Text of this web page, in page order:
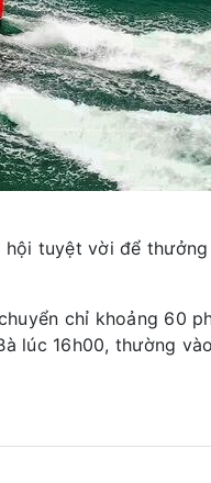
tuyệt vời để
chỉ khoảng 60
lúc 16h00, thường